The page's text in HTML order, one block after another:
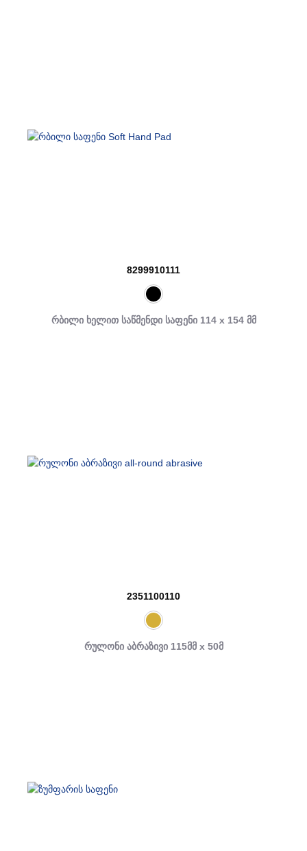
8299910111
რბილი ხელით საწმენდი საფენი 114 x 154 მმ
2351100110
რულონი აბრაზივი 115მმ x 50მ